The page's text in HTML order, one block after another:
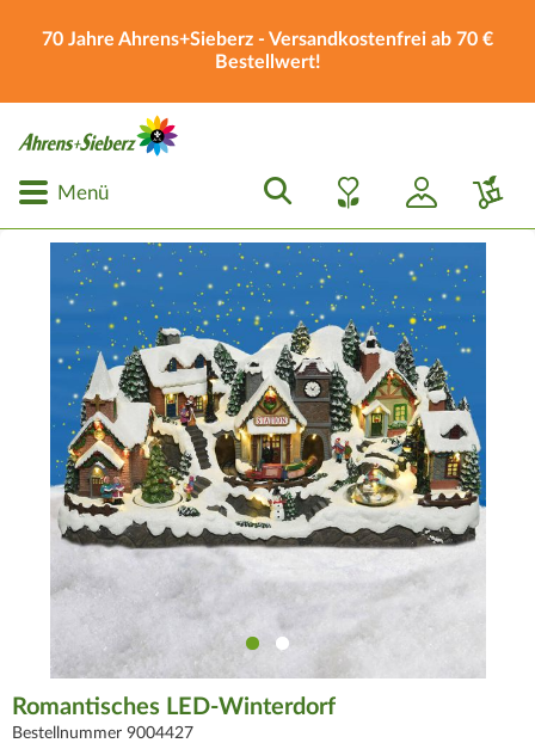
70 Jahre Ahrens+Sieberz - Versandkostenfrei ab 70 €
Bestellwert!
Menü
Romantisches LED-Winterdorf
Bestellnummer 9004427